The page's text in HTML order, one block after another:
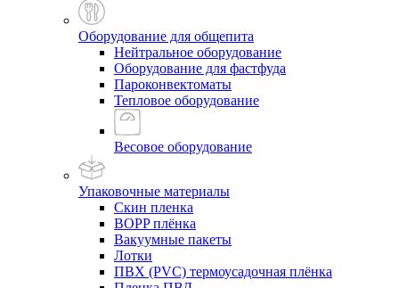
Оборудование для общепита
Нейтральное оборудование
Оборудование для фастфуда
Пароконвектоматы
Тепловое оборудование
Весовое оборудование
Упаковочные материалы
Скин пленка
BOPP плёнка
Вакуумные пакеты
Лотки
ПВХ (PVC) термоусадочная плёнка